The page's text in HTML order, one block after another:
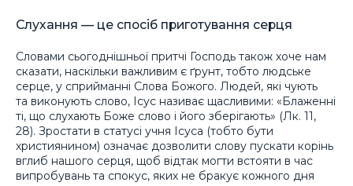
Слухання — це спосіб приготування серця
Словами сьогоднішньої притчі Господь також хоче нам
сказати, наскільки важливим є ґрунт, тобто людське
серце, у сприйманні Слова Божого. Людей, які чують
та виконують слово, Ісус називає щасливими: «Блаженні
ті, що слухають Боже слово і його зберігають» (Лк. 11,
28). Зростати в статусі учня Ісуса (тобто бути
християнином) означає дозволити слову пускати корінь
вглиб нашого серця, щоб відтак могти встояти в час
випробувань та спокус, яких не бракує кожного дня